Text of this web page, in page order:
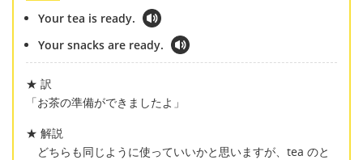
Your tea is ready.
Your snacks are ready.
★ 訳
「お茶の準備ができましたよ」
★ 解説
どちらも同じように使っていいかと思いますが、tea のと